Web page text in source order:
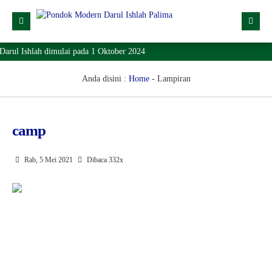
Profil
Lainnya
KONTAK
Ishlah dimulai pada 1 Oktober 2024
Anda disini : Home- Lampiran
camp
Rab, 5 Mei 2021 Dibaca 332x